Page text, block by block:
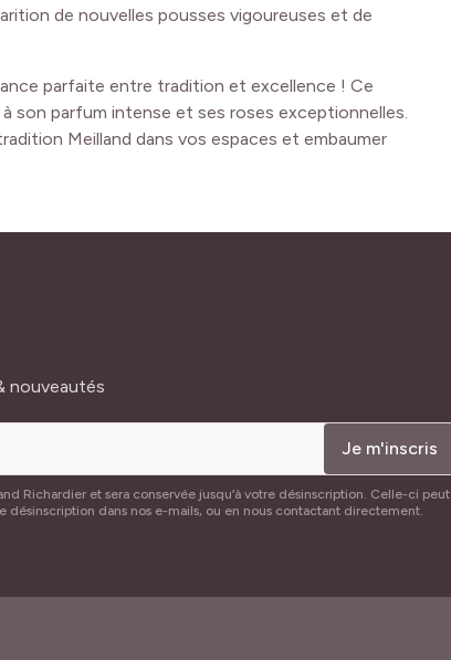
de nouvelles pousses vigoureuses et de
parfaite entre tradition et excellence ! Ce
son parfum intense et ses roses exceptionnelles.
Meilland dans vos espaces et embaumer
nouveautés
Je m'inscris
Richardier et sera conservée jusqu’à votre désinscription. Celle-ci peut
dans nos e-mails, ou en nous contactant directement.